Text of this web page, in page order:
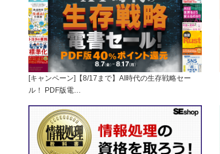
[キャンペーン]【8/17まで】AI時代の生存戦略セー
ル！ PDF版電…